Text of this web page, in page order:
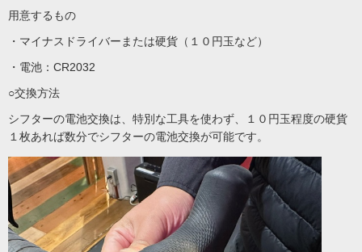
用意するもの
・マイナスドライバーまたは硬貨（１０円玉など）
・電池：CR2032
○交換方法
シフターの電池交換は、特別な工具を使わず、１０円玉程度の硬貨
１枚あれば数分でシフターの電池交換が可能です。